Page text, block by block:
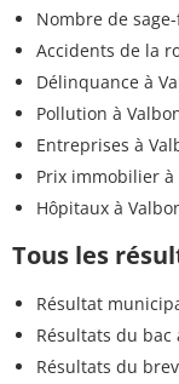
Nombre de
Accidents de la
Délinquance à
Pollution à
Entreprises à
Prix immobilier à
Hôpitaux à
Tous les
Résultat
Résultats du bac
Résultats du